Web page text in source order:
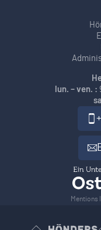
lun. – ven. :
Mentions